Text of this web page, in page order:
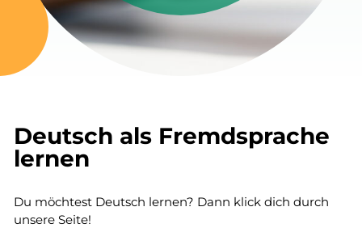
Deutsch als Fremdsprache
lernen
Du möchtest Deutsch lernen? Dann klick dich durch
unsere Seite!